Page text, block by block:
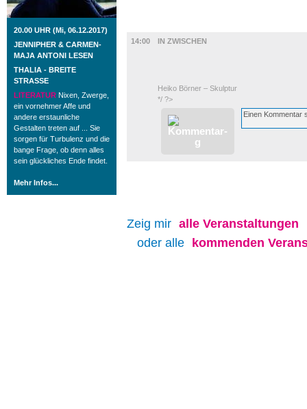
20.00 UHR (Mi, 06.12.2017)
JENNIPHER & CARMEN-
MAJA ANTONI LESEN
THALIA - BREITE
STRASSE
LITERATUR Nixen, Zwerge,
ein vornehmer Affe und
andere erstaunliche
Gestalten treten auf ... Sie
sorgen für Turbulenz und die
bange Frage, ob denn alles
sein glückliches Ende findet.
Mehr Infos...
14:00
IN ZWISCHEN
Heiko Börner – Skulptur
*/ ?>
Zeig mir alle Veranstaltungen
oder alle
kommenden